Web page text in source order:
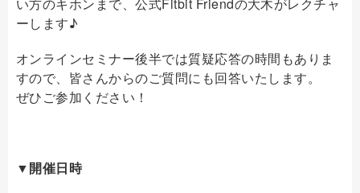
ーします♪
オンラインセミナー後半では質疑応答の時間もありま
すので、皆さんからのご質問にも回答いたします。
ぜひご参加ください！
▼開催日時